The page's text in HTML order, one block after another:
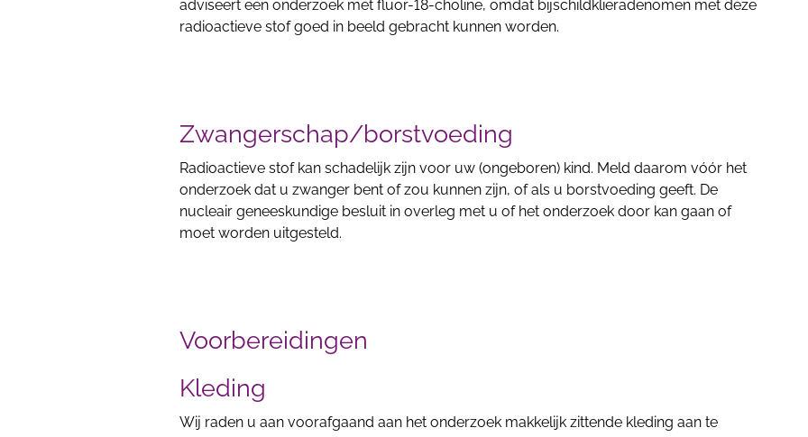
adviseert een onderzoek met fluor-18-choline, omdat bijschildklieradenomen met deze
radioactieve stof goed in beeld gebracht kunnen worden.
Zwangerschap/borstvoeding
Radioactieve stof kan schadelijk zijn voor uw (ongeboren) kind. Meld daarom vóór het
onderzoek dat u zwanger bent of zou kunnen zijn, of als u borstvoeding geeft. De
nucleair geneeskundige besluit in overleg met u of het onderzoek door kan gaan of
moet worden uitgesteld.
Voorbereidingen
Kleding
Wij raden u aan voorafgaand aan het onderzoek makkelijk zittende kleding aan te